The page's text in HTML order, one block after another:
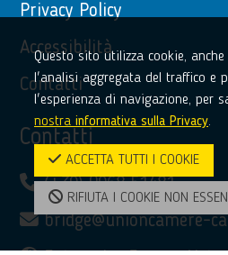
Privacy Policy
Accessibilità
Contatti
Contatti
(+39) 0968 51481
bridge@unioncamere-
Questo sito utilizza cookie,
l'analisi aggregata del traffico e
l'esperienza di navigazione, per
nostra informativa sulla Privacy.
ACCETTA TUTTI I COOKIE
RIFIUTA I COOKIE NON